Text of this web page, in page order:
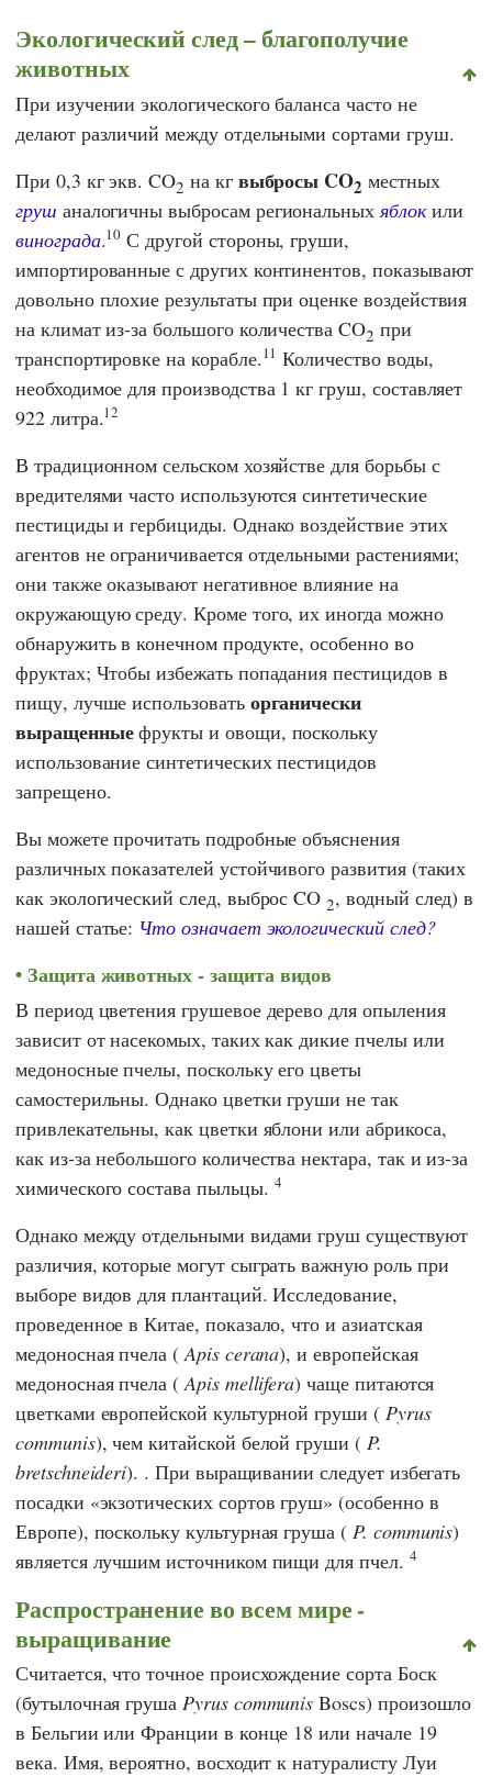
Экологический след – благополучие
животных
При изучении экологического баланса часто не
делают различий между отдельными сортами груш.
При 0,3 кг экв. CO2 на кг выбросы CO2 местных
груш аналогичны выбросам региональных яблокили
винограда.10 С другой стороны, груши,
импортированные с других континентов, показывают
довольно плохие результаты при оценке воздействия
на климат из-за большого количества CO2 при
транспортировке на корабле.11 Количество воды,
необходимое для производства 1 кг груш, составляет
922 литра.12
В традиционном сельском хозяйстве для борьбы с
вредителями часто используются синтетические
пестициды и гербициды. Однако воздействие этих
агентов не ограничивается отдельными растениями;
они также оказывают негативное влияние на
окружающую среду. Кроме того, их иногда можно
обнаружить в конечном продукте, особенно во
фруктах; Чтобы избежать попадания пестицидов в
пищу, лучше использовать органически
выращенныефрукты и овощи, поскольку
использование синтетических пестицидов
запрещено.
Вы можете прочитать подробные объяснения
различных показателей устойчивого развития (таких
как экологический след, выброс CO2, водный след) в
нашей статье: Что означает экологический след?
Защита животных - защита видов
В период цветения грушевое дерево для опыления
зависит от насекомых, таких как дикие пчелы или
медоносные пчелы, поскольку его цветы
самостерильны. Однако цветки груши не так
привлекательны, как цветки яблони или абрикоса,
как из-за небольшого количества нектара, так и из-за
химического состава пыльцы. 4
Однако между отдельными видами груш существуют
различия, которые могут сыграть важную роль при
выборе видов для плантаций. Исследование,
проведенное в Китае, показало, что и азиатская
медоносная пчела (Apis cerana), и европейская
медоносная пчела (Apis mellifera) чаще питаются
цветками европейской культурной груши ( Pyrus
communis), чем китайской белой груши ( P.
bretschneideri). . При выращивании следует избегать
посадки «экзотических сортов груш» (особенно в
Европе), поскольку культурная груша ( P. communis)
является лучшим источником пищи для пчел. 4
Распространение во всем мире -
выращивание
Считается, что точное происхождение сорта Боск
(бутылочная грушаPyrus communis Boscs) произошло
в Бельгии или Франции в конце 18 или начале 19
века. Имя, вероятно, восходит к натуралисту Луи